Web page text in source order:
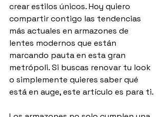
crear estilos únicos. Hoy quiero
compartir contigo las tendencias
más actuales en armazones de
lentes modernos que están
marcando pauta en esta gran
metrópoli. Si buscas renovar tu look
o simplemente quieres saber qué
está en auge, este artículo es para ti.